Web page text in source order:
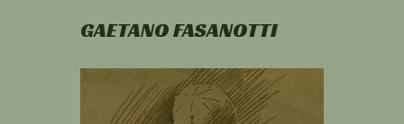
GAETANO FASANOTTI